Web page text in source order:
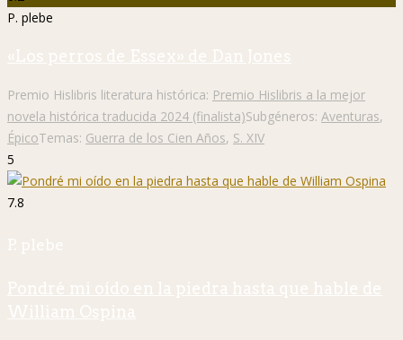
P. plebe
«Los perros de Essex» de Dan Jones
Premio Hislibris literatura histórica: Premio Hislibris a la mejor
novela histórica traducida 2024 (finalista)Subgéneros: Aventuras,
ÉpicoTemas: Guerra de los Cien Años, S. XIV
5
7.8
P. plebe
Pondré mi oído en la piedra hasta que hable de
William Ospina